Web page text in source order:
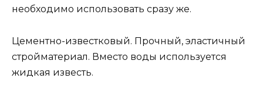
необходимо использовать сразу же.
Цементно-известковый. Прочный, эластичный
стройматериал. Вместо воды используется
жидкая известь.